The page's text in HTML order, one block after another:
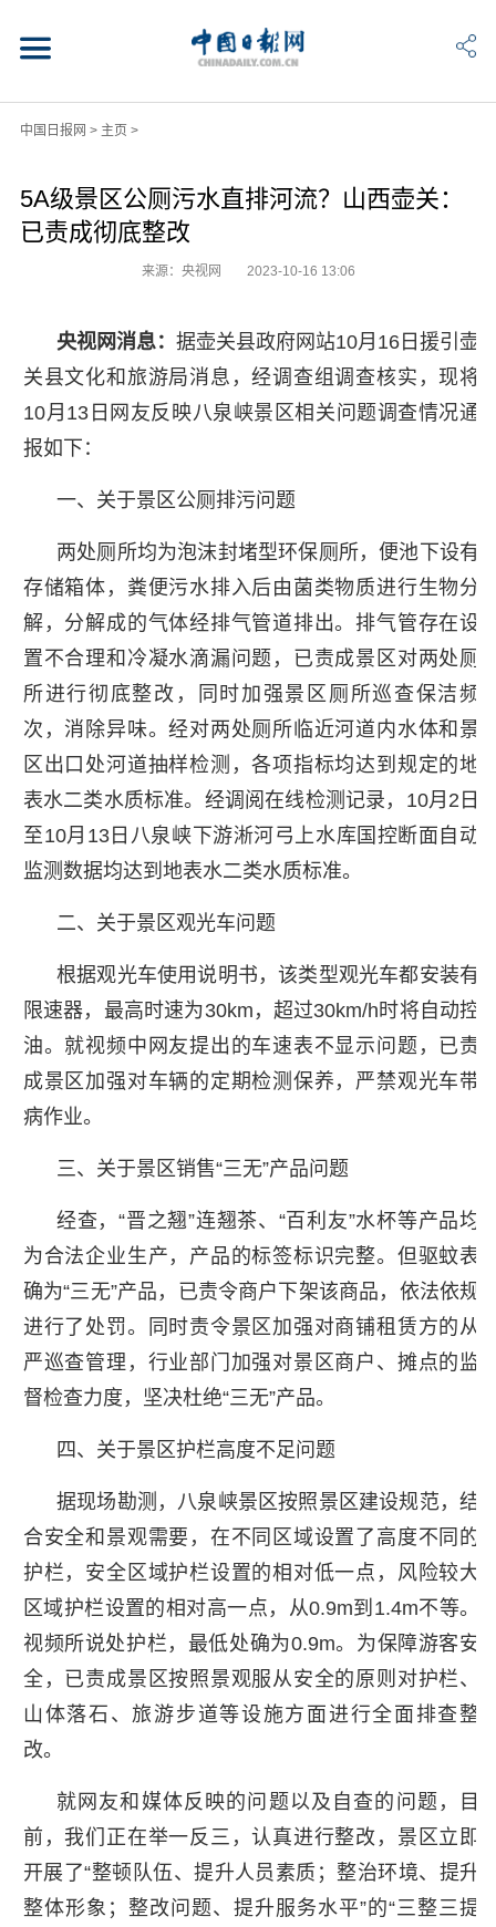
中国日报网 > 主页>
5A级景区公厕污水直排河流？山西壶关：
已责成彻底整改
来源：央视网 2023-10-16 13:06
央视网消息： 据壶关县政府网站10月16日援引壶
关县文化和旅游局消息，经调查组调查核实，现将
10月13日网友反映八泉峡景区相关问题调查情况通
报如下：
一、关于景区公厕排污问题
两处厕所均为泡沫封堵型环保厕所，便池下设有
存储箱体，粪便污水排入后由菌类物质进行生物分
解，分解成的气体经排气管道排出。排气管存在设
置不合理和冷凝水滴漏问题，已责成景区对两处厕
所进行彻底整改，同时加强景区厕所巡查保洁频
次，消除异味。经对两处厕所临近河道内水体和景
区出口处河道抽样检测，各项指标均达到规定的地
表水二类水质标准。经调阅在线检测记录，10月2日
至10月13日八泉峡下游淅河弓上水库国控断面自动
监测数据均达到地表水二类水质标准。
二、关于景区观光车问题
根据观光车使用说明书，该类型观光车都安装有
限速器，最高时速为30km，超过30km/h时将自动控
油。就视频中网友提出的车速表不显示问题，已责
成景区加强对车辆的定期检测保养，严禁观光车带
病作业。
三、关于景区销售“三无”产品问题
经查，“晋之翘”连翘茶、“百利友”水杯等产品均
为合法企业生产，产品的标签标识完整。但驱蚊表
确为“三无”产品，已责令商户下架该商品，依法依规
进行了处罚。同时责令景区加强对商铺租赁方的从
严巡查管理，行业部门加强对景区商户、摊点的监
督检查力度，坚决杜绝“三无”产品。
四、关于景区护栏高度不足问题
据现场勘测，八泉峡景区按照景区建设规范，结
合安全和景观需要，在不同区域设置了高度不同的
护栏，安全区域护栏设置的相对低一点，风险较大
区域护栏设置的相对高一点，从0.9m到1.4m不等。
视频所说处护栏，最低处确为0.9m。为保障游客安
全，已责成景区按照景观服从安全的原则对护栏、
山体落石、旅游步道等设施方面进行全面排查整
改。
就网友和媒体反映的问题以及自查的问题，目
前，我们正在举一反三，认真进行整改，景区立即
开展了“整顿队伍、提升人员素质；整治环境、提升
整体形象；整改问题、提升服务水平”的“三整三提